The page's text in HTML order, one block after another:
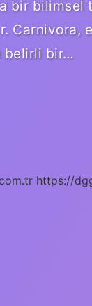
bir
belirli bir…
https://